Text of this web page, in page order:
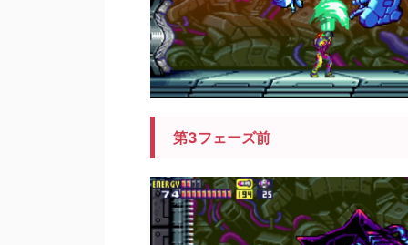
第3フェーズ前